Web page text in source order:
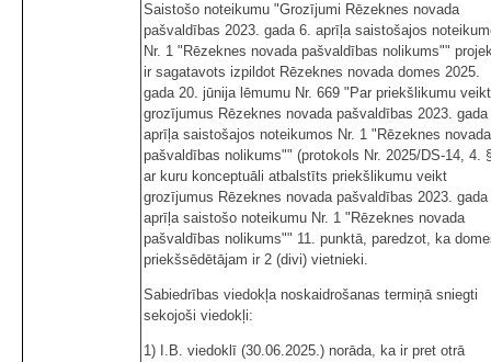
Saistošo noteikumu "Grozījumi Rēzeknes novada
pašvaldības 2023. gada 6. aprīļa saistošajos
Nr. 1 "Rēzeknes novada pašvaldības nolikums""
ir sagatavots izpildot Rēzeknes novada domes 2025.
gada 20. jūnija lēmumu Nr. 669 "Par priekšlikumu veikt
grozījumus Rēzeknes novada pašvaldības 2023. gada
aprīļa saistošajos noteikumos Nr. 1 "Rēzeknes novada
pašvaldības nolikums"" (protokols Nr. 2025/DS-14, 4.
ar kuru konceptuāli atbalstīts priekšlikumu veikt
grozījumus Rēzeknes novada pašvaldības 2023. gada
aprīļa saistošo noteikumu Nr. 1 "Rēzeknes novada
pašvaldības nolikums"" 11. punktā, paredzot, ka
priekšsēdētājam ir 2 (divi) vietnieki.
Sabiedrības viedokļa noskaidrošanas termiņā sniegti
sekojoši viedokļi:
1) I.B. viedoklī (30.06.2025.) norāda, ka ir pret otrā